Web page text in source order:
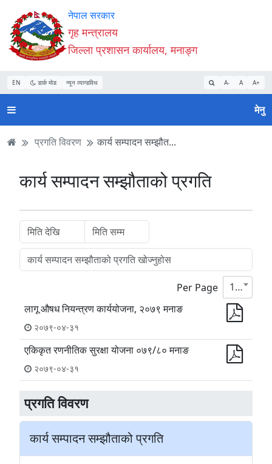
Accessibility
Mode
सुरु
गर्नुहोस्
सामाग्री
पढ्नुहाेस्
नेभिगेसन
पढ्नुहाेस्
वेबसाइट
खोजमा
जानुहोस्
नेपाल सरकार
गृह मन्त्रालय
जिल्ला प्रशासन कार्यालय, मनाङ्ग
EN डार्क मोड न्यून व्यान्डविथ A- A A+
मेनु
प्रगति विवरण कार्य सम्पादन सम्झौत...
प्रगति विवरण
कार्य सम्पादन सम्झौताको प्रगति
कार्य सम्पादन सम्झौताको प्रगति
Per Page
10
लागू औषध नियन्त्रण कार्ययोजना, २०७९ मनाङ
२०७९-०४-३१
एकिकृत रणनीतिक सुरक्षा योजना ०७९/८० मनाङ
२०७९-०४-३१